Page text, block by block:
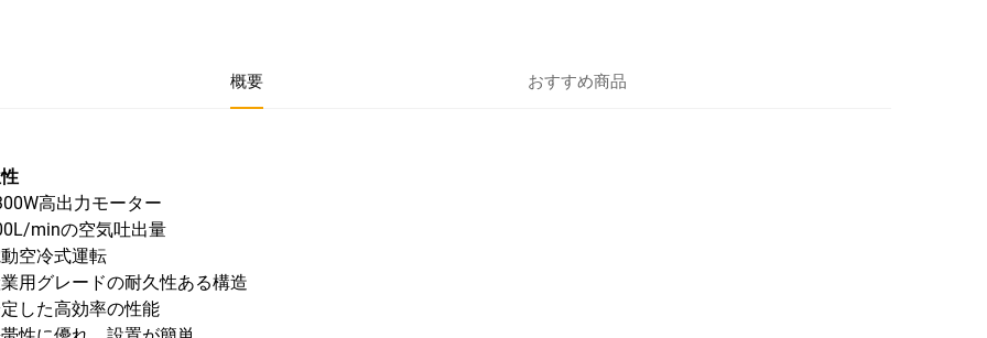
概要 おすすめ商品
高出力モーター
minの空気吐出量
空冷式運転
用グレードの耐久性ある構造
した高効率の性能